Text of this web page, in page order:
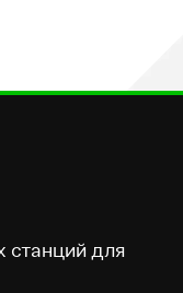
станций для